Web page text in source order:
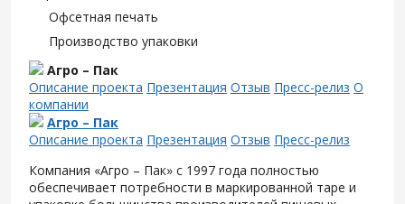
Офсетная печать
Производство упаковки
Агро – Пак
Описание проекта Презентация Отзыв Пресс-релиз О
компании
Агро – Пак
Описание проекта Презентация Отзыв Пресс-релиз
Компания «Агро – Пак» с 1997 года полностью
обеспечивает потребности в маркированной таре и